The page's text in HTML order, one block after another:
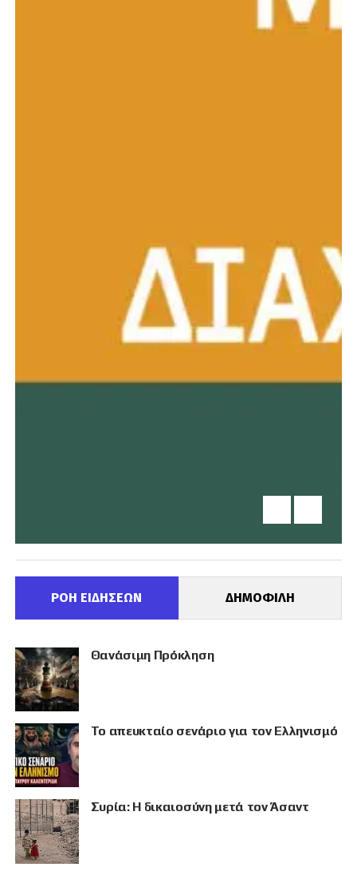
ΡΟΗ ΕΙΔΗΣΕΩΝ ΔΗΜΟΦΙΛΗ
Θανάσιμη Πρόκληση
Το απευκταίο σενάριο για τον Ελληνισμό
Συρία: Η δικαιοσύνη μετά τον Άσαντ